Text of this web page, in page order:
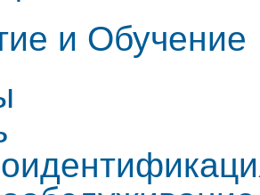
и Обучение